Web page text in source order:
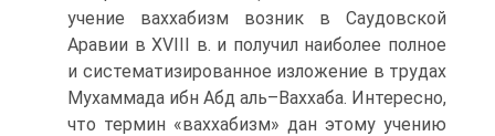
учение ваххабизм возник в Саудовской
Аравии в XVIII в. и получил наиболее полное
и систематизированное изложение в трудах
Мухаммада ибн Абд аль–Ваххаба. Интересно,
что термин «ваххабизм» дан этому учению